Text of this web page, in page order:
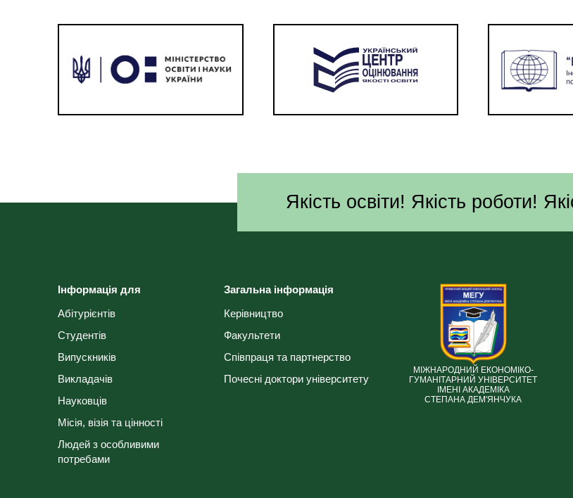
Якість освіти! Якість роботи!
Інформація для
Абітурієнтів
Студентів
Випускників
Викладачів
Науковців
Місія, візія та цінності
Людей з особливими
потребами
Загальна інформація
Керівництво
Факультети
Співпраця та партнерство
Почесні доктори університету
МІЖНАРОДНИЙ ЕКОНОМІКО-
ГУМАНІТАРНИЙ УНІВЕРСИТЕТ
ІМЕНІ АКАДЕМІКА
СТЕПАНА ДЕМ'ЯНЧУКА